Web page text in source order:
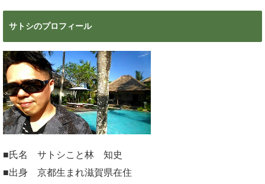
サトシのプロフィール
■氏名 サトシこと林 知史
■出身 京都生まれ滋賀県在住